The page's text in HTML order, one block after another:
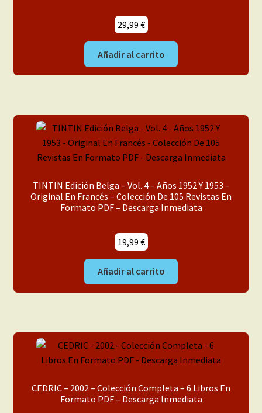
29,99 €
Añadir al carrito
TINTIN Edición Belga – Vol. 4 – Años 1952 Y 1953 –
Original En Francés – Colección De 105 Revistas En
Formato PDF – Descarga Inmediata
19,99 €
Añadir al carrito
CEDRIC – 2002 – Colección Completa – 6 Libros En
Formato PDF – Descarga Inmediata